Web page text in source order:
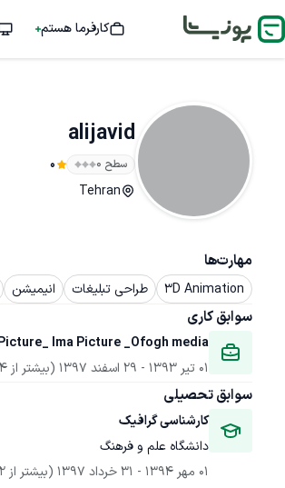
کارفرما هستم
alijavid
سطح ۰ 0
Tehran
مهارت‌ها
3D Animation طراحی تبلیغات انیمیشن
سوابق کاری
Ima Picture _Ofogh media
01 تیر 1393
- 29 اسفند 1397 (بیشتر از 4 سال)
سوابق تحصیلی
کارشناسی گرافیک
دانشگاه علم و فرهنگ
01 مهر 1394
- 31 خرداد 1397 (بیشتر از 2 سال)